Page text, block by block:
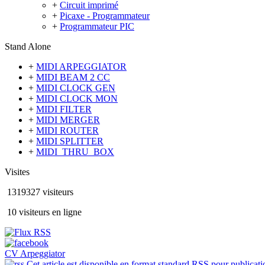
+ Circuit imprimé
+ Picaxe - Programmateur
+ Programmateur PIC
Stand Alone
+ MIDI ARPEGGIATOR
+ MIDI BEAM 2 CC
+ MIDI CLOCK GEN
+ MIDI CLOCK MON
+ MIDI FILTER
+ MIDI MERGER
+ MIDI ROUTER
+ MIDI SPLITTER
+ MIDI_THRU_BOX
Visites
1319327 visiteurs
10 visiteurs en ligne
CV Arpeggiator